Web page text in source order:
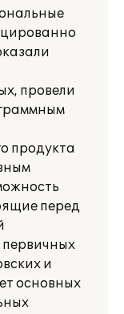
провели
продукта
перед
и
основных